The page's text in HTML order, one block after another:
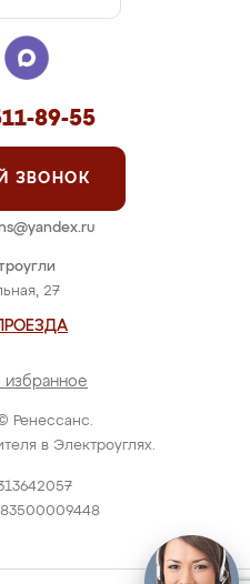
Ренессанс.
в Электроуглях.
27
избранное
89-55
ЗВОНОК